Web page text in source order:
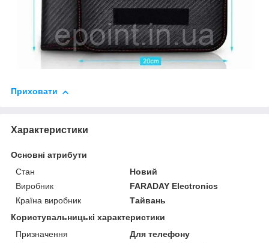
Приховати
Характеристики
Основні атрибути
Стан
Новий
Виробник
FARADAY Electronics
Країна виробник
Тайвань
Користувальницькі характеристики
Призначення
Для телефону